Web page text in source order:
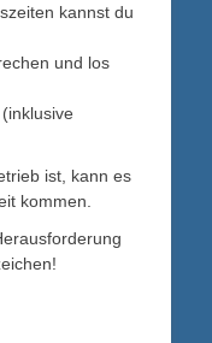
kannst du
und los
ist, kann es
kommen.